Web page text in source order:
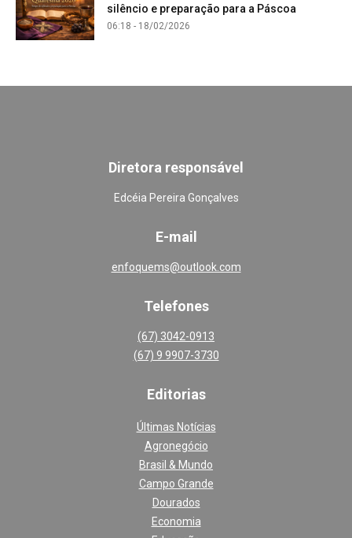
silêncio e preparação para a Páscoa
06:18 - 18/02/2026
Diretora responsável
Edcéia Pereira Gonçalves
E-mail
enfoquems@outlook.com
Telefones
(67) 3042-0913
(67) 9 9907-3730
Editorias
Últimas Notícias
Agronegócio
Brasil & Mundo
Campo Grande
Dourados
Economia